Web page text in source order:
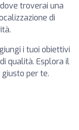
troverai una
di
i tuoi obiettivi
qualità. Esplora il
per te.